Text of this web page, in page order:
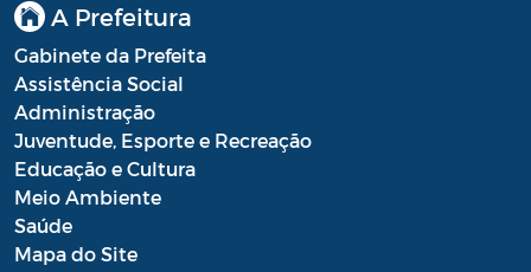
PORTARIA SETUR
PORTARIA SEELA
Portarias Sobre o Coronavírus COVID-19
Processo Seletivo
Processo Seletivo Secretaria de Educação
Programa Araruama Universitário
A Prefeitura
Gabinete da Prefeita
Assistência Social
Administração
Juventude, Esporte e Recreação
Educação e Cultura
Meio Ambiente
Saúde
Mapa do Site